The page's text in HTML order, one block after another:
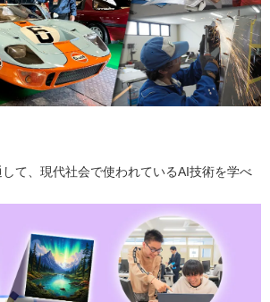
て、現代社会で使われているAI技術を学べ